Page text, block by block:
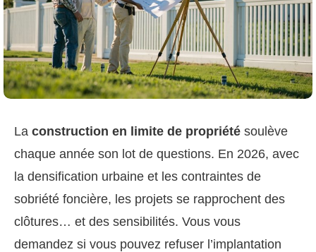
La construction en limite de propriété soulève
chaque année son lot de questions. En 2026, avec
la densification urbaine et les contraintes de
sobriété foncière, les projets se rapprochent des
clôtures… et des sensibilités. Vous vous
demandez si vous pouvez refuser l’implantation